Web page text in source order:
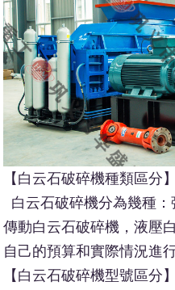
【白云石破碎機種類區分】
白云石破碎機分為幾種
傳動白云石破碎機，液壓
自己的預算和實際情況進
【白云石破碎機型號區分】